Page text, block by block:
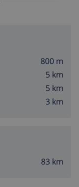
800 m
5 km
5 km
3 km
83 km